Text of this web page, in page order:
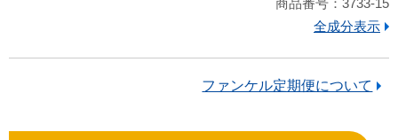
全成分表示
ファンケル定期便について